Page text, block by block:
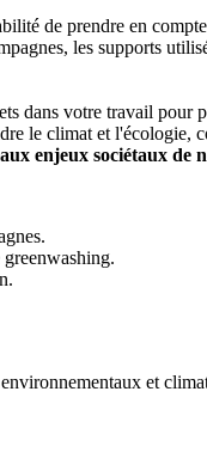
de prendre en
les supports
dans votre travail pour
le climat et l'écologie,
enjeux sociétaux de
greenwashing.
et